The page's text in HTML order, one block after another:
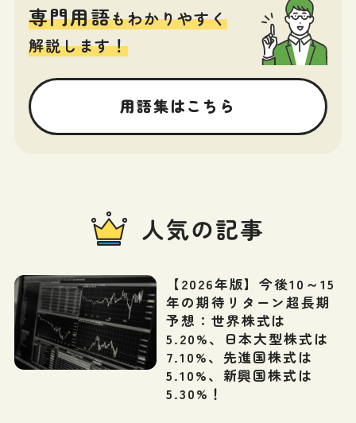
専門用語もわかりやすく
解説します！
用語集はこちら
人気の記事
【2026年版】今後10～15
年の期待リターン超長期
予想：世界株式は
5.20%、日本大型株式は
7.10%、先進国株式は
5.10%、新興国株式は
5.30%！